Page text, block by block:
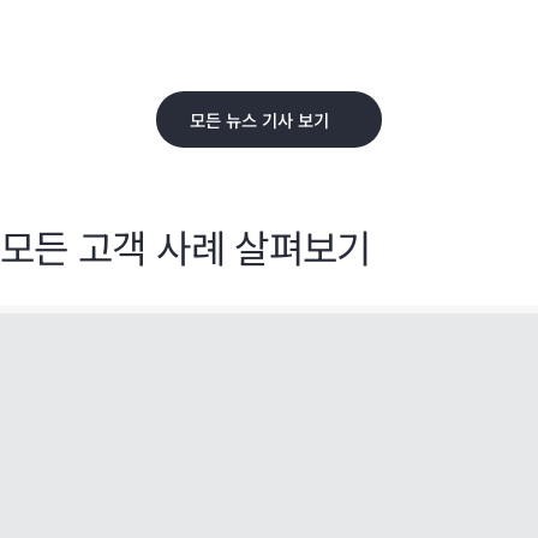
모든 뉴스 기사 보기
모든 고객 사례 살펴보기